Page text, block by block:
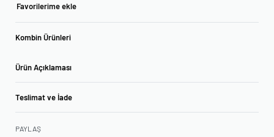
Favorilerime ekle
Kombin Ürünleri
Ürün Açıklaması
Teslimat ve İade
PAYLAŞ